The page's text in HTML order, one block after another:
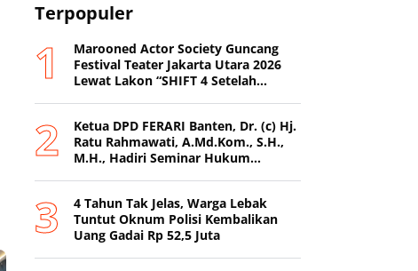
Terpopuler
Marooned Actor Society Guncang
Festival Teater Jakarta Utara 2026
Lewat Lakon “SHIFT 4 Setelah
Ketua DPD FERARI Banten, Dr. (c) Hj.
Ratu Rahmawati, A.Md.Kom., S.H.,
M.H., Hadiri Seminar Hukum
4 Tahun Tak Jelas, Warga Lebak
Tuntut Oknum Polisi Kembalikan
Uang Gadai Rp 52,5 Juta